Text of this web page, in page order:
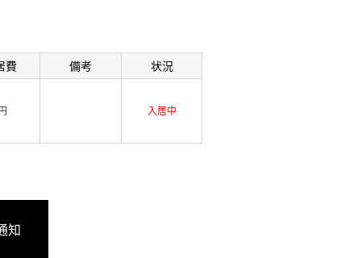
費 備考 状況
入居中
知